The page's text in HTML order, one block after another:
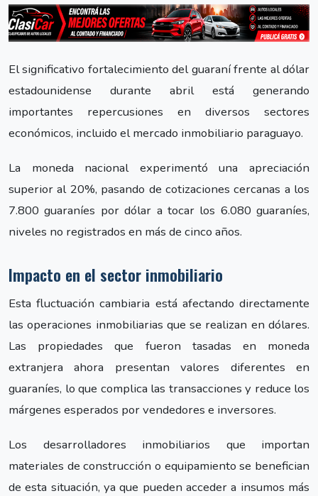
El significativo fortalecimiento del guaraní frente al dólar
estadounidense durante abril está generando
importantes repercusiones en diversos sectores
económicos, incluido el mercado inmobiliario paraguayo.
La moneda nacional experimentó una apreciación
superior al 20%, pasando de cotizaciones cercanas a los
7.800 guaraníes por dólar a tocar los 6.080 guaraníes,
niveles no registrados en más de cinco años.
Impacto en el sector inmobiliario
Esta fluctuación cambiaria está afectando directamente
las operaciones inmobiliarias que se realizan en dólares.
Las propiedades que fueron tasadas en moneda
extranjera ahora presentan valores diferentes en
guaraníes, lo que complica las transacciones y reduce los
márgenes esperados por vendedores e inversores.
Los desarrolladores inmobiliarios que importan
materiales de construcción o equipamiento se benefician
de esta situación, ya que pueden acceder a insumos más